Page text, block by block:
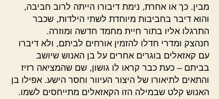
מבין. כך או אחרת, נימת דיבורו הייתה לרוב חביבה,
והוא דיבר בחביבות מיוחדת לשתי הילדות, שכבר
התרגלו אליו בתור חיית מחמד חדשה ומוזרה.
חנהצק ומדרי חדלו להזמין אורחים לביתם, ולא דיברו
עם קאזאלים בוגרים אחרים על בן האנוש שיושב
בביתם – כעת כבר קראו לו גושון, שם שהמציאה רזיז
והתאים לתיאורו של היצור העיוור וחסר הישע. אפילו בן
האנוש קלט שבמילה הזו הקאזאלים מתייחסים לשמו.